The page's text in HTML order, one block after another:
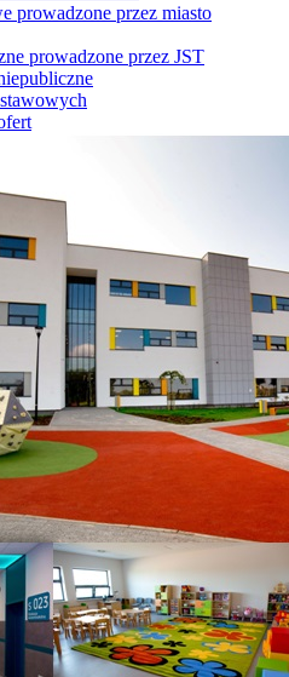
prowadzone przez miasto
prowadzone przez JST